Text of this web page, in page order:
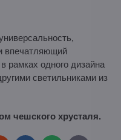
впечатляющий
рамках одного дизайна
светильниками из
чешского хрусталя.